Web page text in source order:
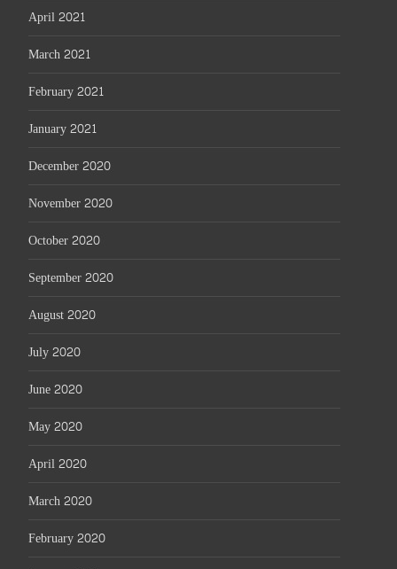
April 2021
March 2021
February 2021
January 2021
December 2020
November 2020
October 2020
September 2020
August 2020
July 2020
June 2020
May 2020
April 2020
March 2020
February 2020